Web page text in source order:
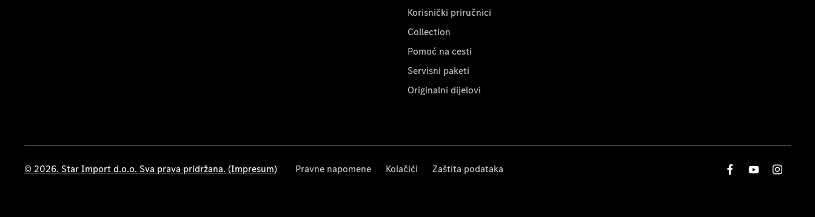
Korisnički priručnici
Collection
Pomoć na cesti
Servisni paketi
Originalni dijelovi
© 2026. Star Import d.o.o. Sva prava pridržana. (Impresum) Pravne napomene Kolačići Zaštita podataka